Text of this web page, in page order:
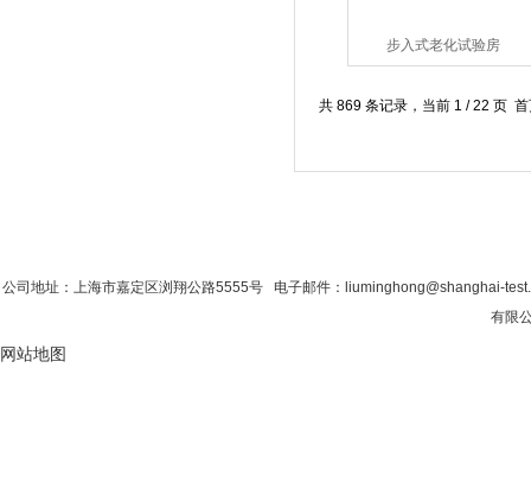
步入式老化试验房
共 869 条记录，当前 1 / 22 页
公司地址：上海市嘉定区浏翔公路5555号 电子邮件：liuminghong@shanghai-
有限公
网站地图